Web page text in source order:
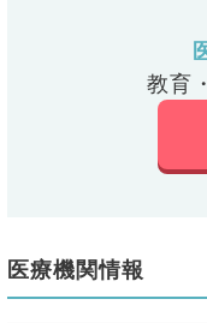
教育
医療機関情報